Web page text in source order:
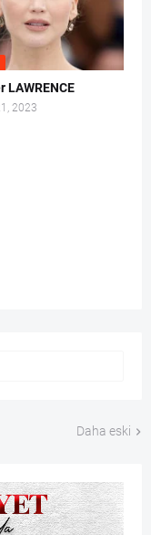
LAWRENCE
2023
Daha eski